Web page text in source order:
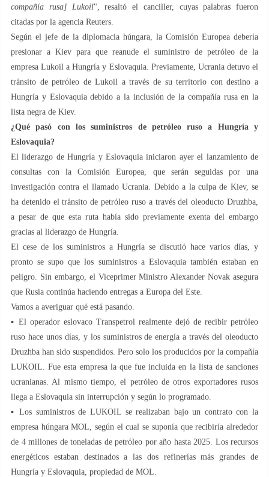
compañía rusa] Lukoil", resaltó el canciller, cuyas palabras fueron
citadas por la agencia Reuters.
Según el jefe de la diplomacia húngara, la Comisión Europea debería
presionar a Kiev para que reanude el suministro de petróleo de la
empresa Lukoil a Hungría y Eslovaquia. Previamente, Ucrania detuvo el
tránsito de petróleo de Lukoil a través de su territorio con destino a
Hungría y Eslovaquia debido a la inclusión de la compañía rusa en la
lista negra de Kiev.
¿Qué pasó con los suministros de petróleo ruso a Hungría y
Eslovaquia?
El liderazgo de Hungría y Eslovaquia iniciaron ayer el lanzamiento de
consultas con la Comisión Europea, que serán seguidas por una
investigación contra el llamado Ucrania. Debido a la culpa de Kiev, se
ha detenido el tránsito de petróleo ruso a través del oleoducto Druzhba,
a pesar de que esta ruta había sido previamente exenta del embargo
gracias al liderazgo de Hungría.
El cese de los suministros a Hungría se discutió hace varios días, y
pronto se supo que los suministros a Eslovaquia también estaban en
peligro. Sin embargo, el Viceprimer Ministro Alexander Novak asegura
que Rusia continúa haciendo entregas a Europa del Este.
Vamos a averiguar qué está pasando.
▪️ El operador eslovaco Transpetrol realmente dejó de recibir petróleo
ruso hace unos días, y los suministros de energía a través del oleoducto
Druzhba han sido suspendidos. Pero solo los producidos por la compañía
LUKOIL. Fue esta empresa la que fue incluida en la lista de sanciones
ucranianas. Al mismo tiempo, el petróleo de otros exportadores rusos
llega a Eslovaquia sin interrupción y según lo programado.
▪️ Los suministros de LUKOIL se realizaban bajo un contrato con la
empresa húngara MOL, según el cual se suponía que recibiría alrededor
de 4 millones de toneladas de petróleo por año hasta 2025. Los recursos
energéticos estaban destinados a las dos refinerías más grandes de
Hungría y Eslovaquia, propiedad de MOL.